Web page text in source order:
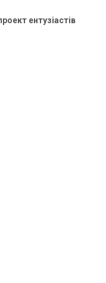
ентузіастів